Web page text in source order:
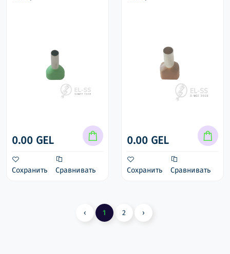
0.00 GEL
Сохранить Сравнивать
0.00 GEL
Сохранить Сравнивать
‹ 1 2 ›